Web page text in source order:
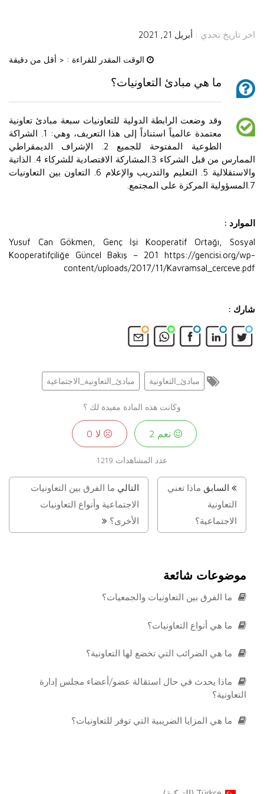
اخر تاريخ تحدي : أبريل 21, 2021
الوقت المقدر للقراءة : < أقل من دقيقة
ما هي مبادئ التعاونيات؟
وقد وضعت الرابطة الدولية للتعاونيات سبعة مبادئ تعاونية
معتمدة عالمياً استناداً إلى هذا التعريف، وهي: 1. الشراكة
الطوعية المفتوحة للجميع 2. الإشراف الديمقراطي
الممارس من قبل الشركاء 3.المشاركة الاقتصادية للشركاء 4. الذاتية
والاستقلالية 5. التعليم والتدريب والإعلام 6. التعاون بين التعاونيات
7.المسؤولية المركزة على المجتمع.
الموارد :
Yusuf Can Gökmen, Genç İşi Kooperatif Ortağı, Sosyal
Kooperatifçiliğe Güncel Bakış – 201 https://gencisi.org/wp-
content/uploads/2017/11/Kavramsal_cerceve.pdf
شارك :
مبادئ_التعاونية مبادئ_التعاونية_الاجتماعية
وكانت هذه المادة مفيدة لك ؟
نعم 2 لا 0
عدد المشاهدات 1219
السابق ماذا تعني
التعاونية
الاجتماعية؟
التالي ما الفرق بين التعاونيات
الاجتماعية وأنواع التعاونيات
الأخرى؟
موضوعات شائعة
ما الفرق بين التعاونيات والجمعيات؟
ما هي أنواع التعاونيات؟
ما هي الضرائب التي تخضع لها التعاونية؟
ماذا يحدث في حال استقالة عضو/أعضاء مجلس إدارة
التعاونية؟
ما هي المزايا الضريبية التي توفر للتعاونيات؟